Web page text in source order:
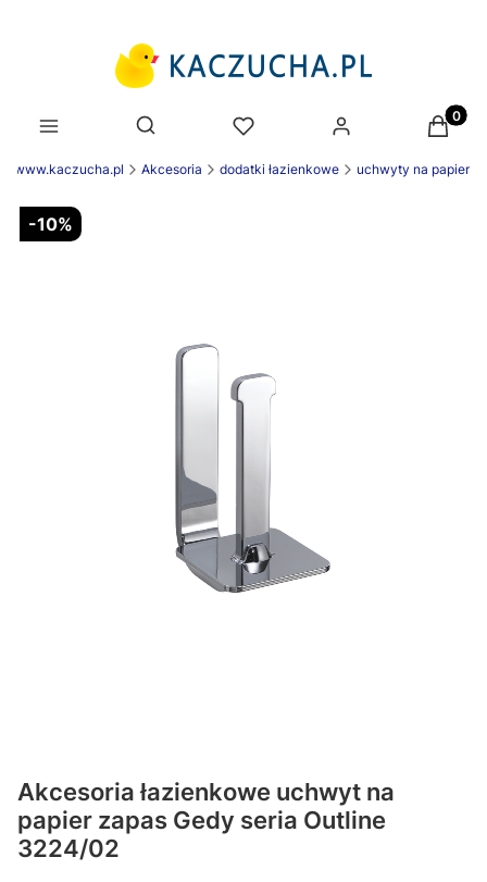
Otwórz wyszukiwarkę
www.kaczucha.pl Akcesoria dodatki łazienkowe uchwyty na papier
-10%
Akcesoria łazienkowe uchwyt na
papier zapas Gedy seria Outline
3224/02